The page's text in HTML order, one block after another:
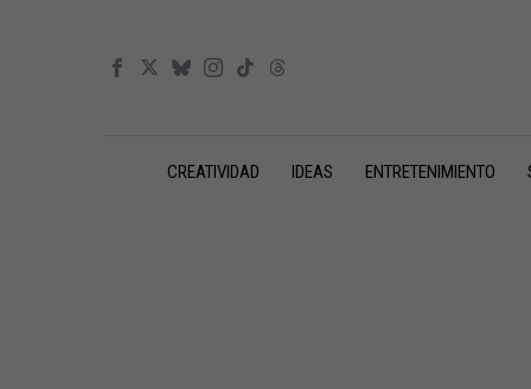
CREATIVIDAD IDEAS ENTRETENIMIENTO